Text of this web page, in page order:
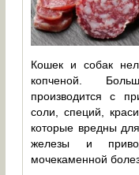
Кошек и собак
копченой.
производится с
соли, специй,
которые вредны
железы и
мочекаменной